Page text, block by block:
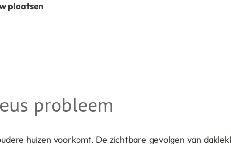
plaatsen
probleem
huizen voorkomt. De zichtbare gevolgen van